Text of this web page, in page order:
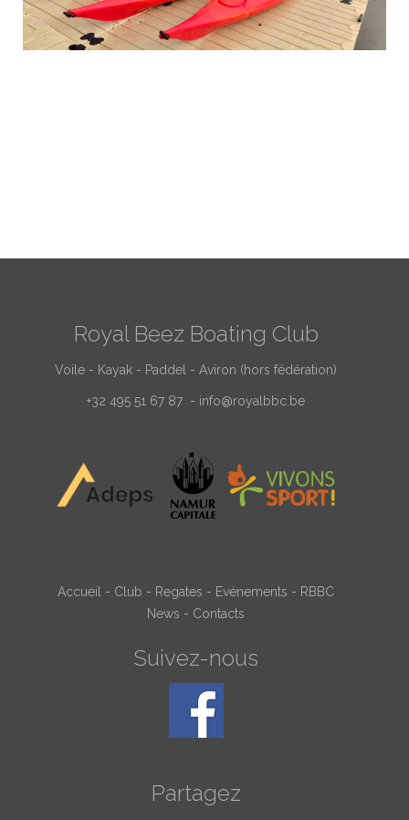
Royal Beez Boating Club
Voile - Kayak - Paddel - Aviron (hors fédération)
+32 495 51 67 87 - info@royalbbc.be
Accueil - Club - Regates - Evénements - RBBC
News - Contacts
Suivez-nous
Partagez